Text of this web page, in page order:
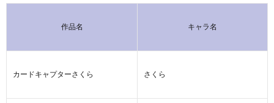
作品名 キャラ名
カードキャプターさくら さくら